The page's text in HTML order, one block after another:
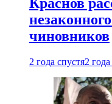
чиновников
2 года спустя2